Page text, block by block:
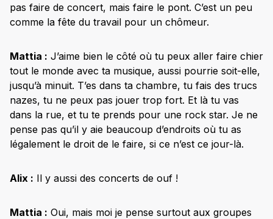
pas faire de concert, mais faire le pont. C’est un peu
comme la fête du travail pour un chômeur.
Mattia : J’aime bien le côté où tu peux aller faire chier
tout le monde avec ta musique, aussi pourrie soit-elle,
jusqu’à minuit. T’es dans ta chambre, tu fais des trucs
nazes, tu ne peux pas jouer trop fort. Et là tu vas
dans la rue, et tu te prends pour une rock star. Je ne
pense pas qu’il y aie beaucoup d’endroits où tu as
légalement le droit de le faire, si ce n’est ce jour-là.
Alix : Il y aussi des concerts de ouf !
Mattia : Oui, mais moi je pense surtout aux groupes